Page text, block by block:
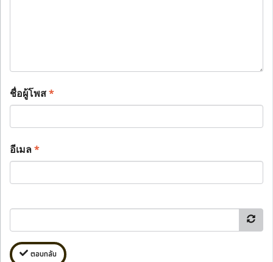
ชื่อผู้โพส*
อีเมล*
ตอบกลับ